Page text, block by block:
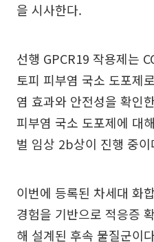
을 시사한다.
선행 GPCR19 작용제는
토피 피부염 국소 도포제
염 효과와 안전성을 확인
피부염 국소 도포제에 대
벌 임상 2b상이 진행 중이
이번에 등록된 차세대 화
경험을 기반으로 적응증
해 설계된 후속 물질군이